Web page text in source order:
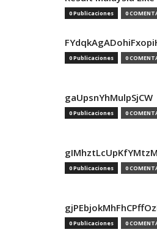
0 Publicaciones 0
0 Publicaciones 0
gaUpsnYhMulpSjCW
0 Publicaciones 0
0 Publicaciones 0
0 Publicaciones 0